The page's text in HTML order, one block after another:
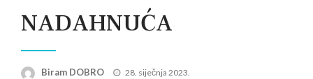
NADAHNUĆA
Biram DOBRO
Posted
28. siječnja 2023.